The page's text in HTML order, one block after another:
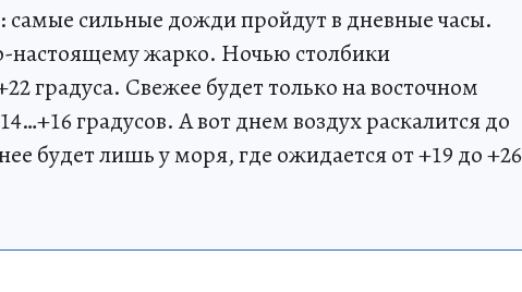
сильные дожди пройдут в дневные часы.
настоящему жарко. Ночью столбики
градуса. Свежее будет только на восточном
градусов. А вот днем воздух раскалится до
будет лишь у моря, где ожидается от +19 до +26